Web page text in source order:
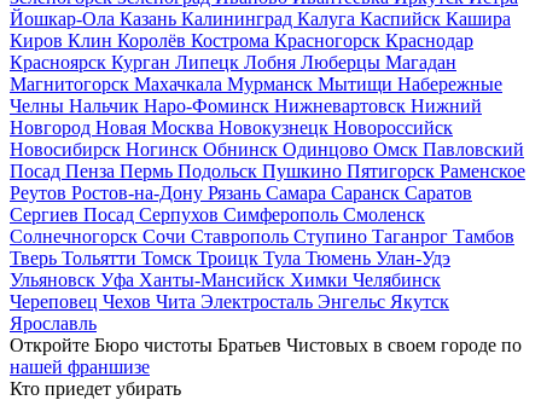
Йошкар-Ола Казань Калининград Калуга Каспийск Кашира
Киров Клин Королёв Кострома Красногорск Краснодар
Красноярск Курган Липецк Лобня Люберцы Магадан
Магнитогорск Махачкала Мурманск Мытищи Набережные
Челны Нальчик Наро-Фоминск Нижневартовск Нижний
Новгород Новая Москва Новокузнецк Новороссийск
Новосибирск Ногинск Обнинск Одинцово Омск Павловский
Посад Пенза Пермь Подольск Пушкино Пятигорск Раменское
Реутов Ростов-на-Дону Рязань Самара Саранск Саратов
Сергиев Посад Серпухов Симферополь Смоленск
Солнечногорск Сочи Ставрополь Ступино Таганрог Тамбов
Тверь Тольятти Томск Троицк Тула Тюмень Улан-Удэ
Ульяновск Уфа Ханты-Мансийск Химки Челябинск
Череповец Чехов Чита Электросталь Энгельс Якутск
Ярославль
Откройте Бюро чистоты Братьев Чистовых в своем городе по
нашей франшизе
Кто приедет убирать